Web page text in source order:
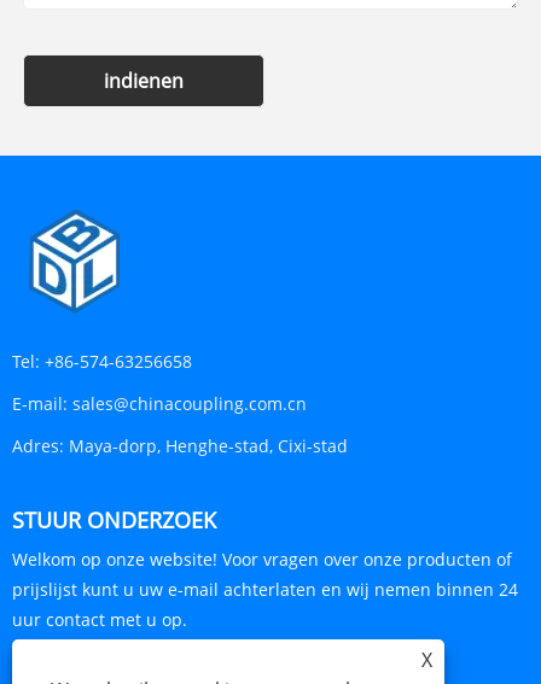
indienen
Tel: +86-574-63256658
E-mail: sales@chinacoupling.com.cn
Adres: Maya-dorp, Henghe-stad, Cixi-stad
STUUR ONDERZOEK
Welkom op onze website! Voor vragen over onze producten of
prijslijst kunt u uw e-mail achterlaten en wij nemen binnen 24
uur contact met u op.
X